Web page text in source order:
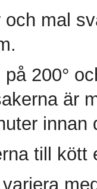
mal
200°
är
innan
till kött